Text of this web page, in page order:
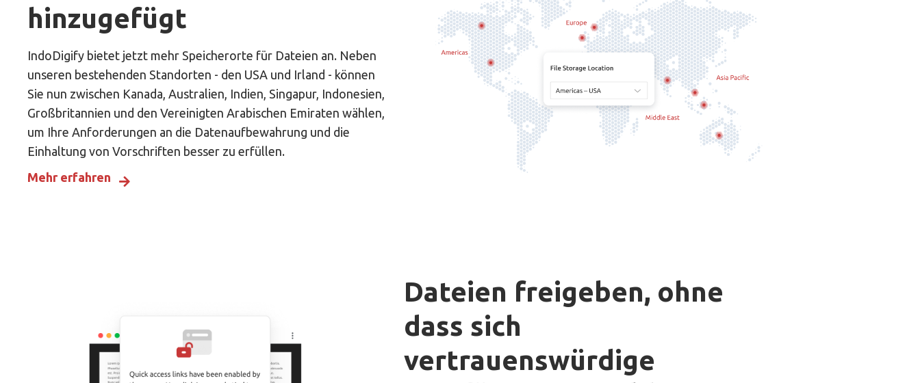
hinzugefügt
IndoDigify bietet jetzt mehr Speicherorte für Dateien an. Neben
unseren bestehenden Standorten - den USA und Irland - können
Sie nun zwischen Kanada, Australien, Indien, Singapur, Indonesien,
Großbritannien und den Vereinigten Arabischen Emiraten wählen,
um Ihre Anforderungen an die Datenaufbewahrung und die
Einhaltung von Vorschriften besser zu erfüllen.
Mehr erfahren
Dateien freigeben, ohne
dass sich
vertrauenswürdige